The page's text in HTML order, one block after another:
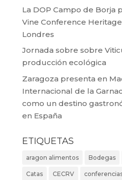
La DOP Campo de Borja
Vine Conference
Londres
Jornada sobre sobre
producción ecológica
Zaragoza presenta en
Internacional de la
como un destino
en España
ETIQUETAS
aragon alimentos Bodegas
Catas CECRV